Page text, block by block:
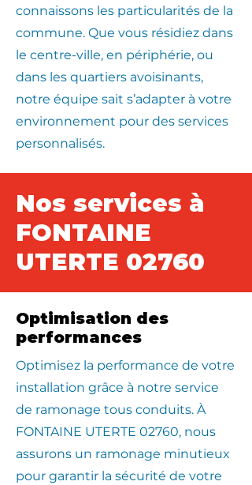
connaissons les particularités de la
commune. Que vous résidiez dans
le centre-ville, en périphérie, ou
dans les quartiers avoisinants,
notre équipe sait s’adapter à votre
environnement pour des services
personnalisés.
Nos services à
FONTAINE
UTERTE 02760
Optimisation des
performances
Optimisez la performance de votre
installation grâce à notre service
de ramonage tous conduits. À
FONTAINE UTERTE 02760, nous
assurons un ramonage minutieux
pour garantir la sécurité de votre